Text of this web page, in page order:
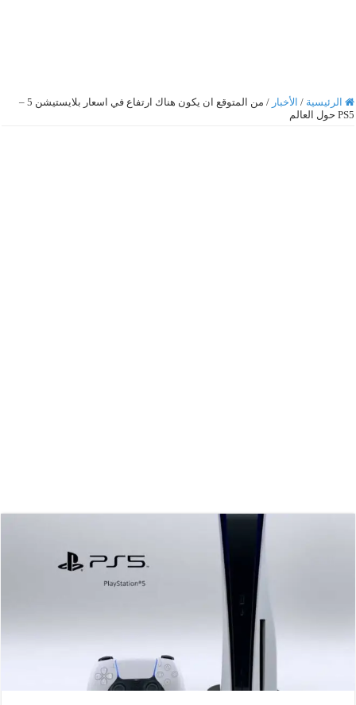
الرئيسية / الأخبار /
من المتوقع ان يكون هناك ارتفاع في اسعار بلايستيشن 5 –
PS5 حول العالم